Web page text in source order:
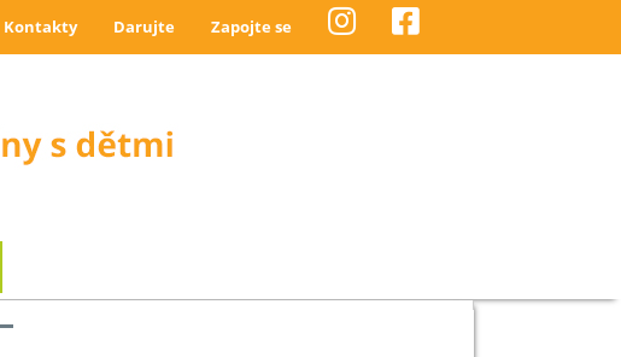
Kontakty Darujte Zapojte se